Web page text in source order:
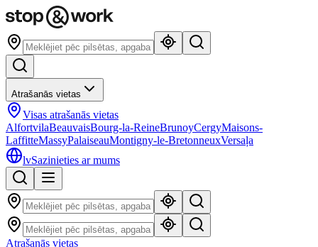
Atrašanās vietas
Visas atrašanās vietas
AlfortvilaBeauvaisBourg-la-ReineBrunoyCergyMaisons-
LaffitteMassyPalaiseauMontigny-le-BretonneuxVersaļa
lvSazinieties ar mums
Atrašanās vietas